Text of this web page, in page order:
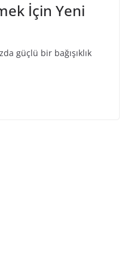
İçin Yeni
güçlü bir bağışıklık